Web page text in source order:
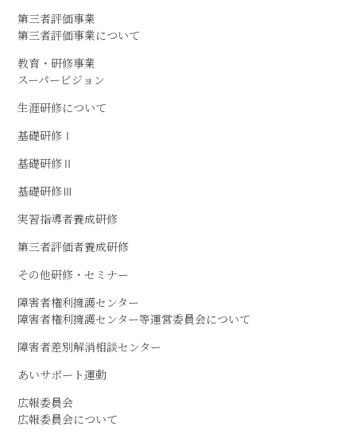
第三者評価事業
第三者評価事業について
教育・研修事業
スーパービジョン
生涯研修について
基礎研修Ⅰ
基礎研修Ⅱ
基礎研修Ⅲ
実習指導者養成研修
第三者評価者養成研修
その他研修・セミナー
障害者権利擁護センター
障害者権利擁護センター等運営委員会について
障害者差別解消相談センター
あいサポート運動
広報委員会
広報委員会について